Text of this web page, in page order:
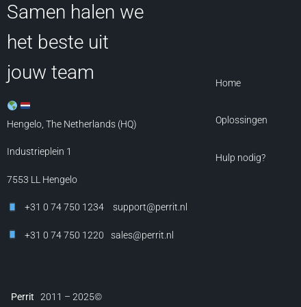
Samen halen we
het beste uit
jouw team
Hengelo, The Netherlands (HQ)
Industrieplein 1
7553 LL Hengelo
+31 0 74 750 1234 support@perrit.nl
+31 0 74 750 1220 sales@perrit.nl
Perrit 2011 – 2025©
Home
Oplossingen
Hulp nodig?